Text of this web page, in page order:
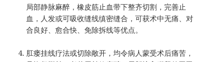
局部静脉麻醉，橡皮筋止血带下整齐切割，完善止
血，人发或可吸收缝线缜密缝合，可获术中无痛、对
合良好、愈合快、免除拆线等优点。
肛瘘挂线疗法或切除敞开，均令病人蒙受术后痛苦，